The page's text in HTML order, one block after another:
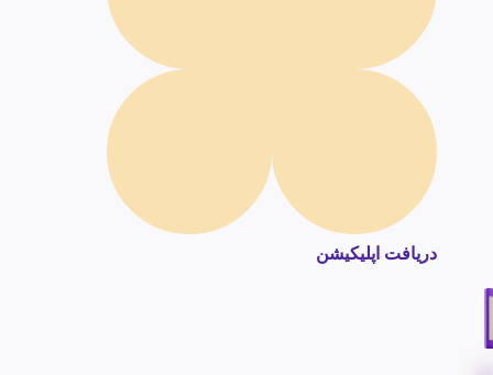
دریافت اپلیکیشن